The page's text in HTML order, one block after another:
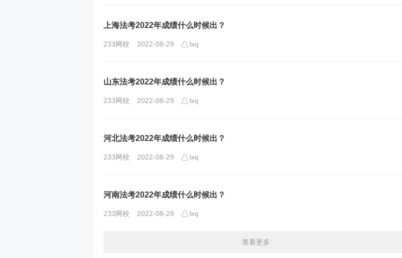
上海法考2022年成绩什么时候出？
233网校 2022-08-29 lxq
山东法考2022年成绩什么时候出？
233网校 2022-08-29 lxq
河北法考2022年成绩什么时候出？
233网校 2022-08-29 lxq
河南法考2022年成绩什么时候出？
233网校 2022-08-29 lxq
查看更多